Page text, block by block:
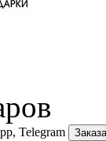
Telegram